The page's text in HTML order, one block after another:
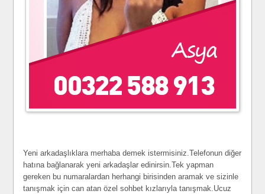
Yeni arkadaşlıklara merhaba demek istermisiniz.Telefonun diğer
hatına bağlanarak yeni arkadaşlar edinirsin.Tek yapman
gereken bu numaralardan herhangi birisinden aramak ve sizinle
tanışmak için can atan özel sohbet kızlarıyla tanışmak.Ucuz